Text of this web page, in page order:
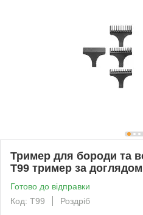
Тример для бороди та
T99 тример за доглядом
Готово до відправки
Код: Т99
Роздріб